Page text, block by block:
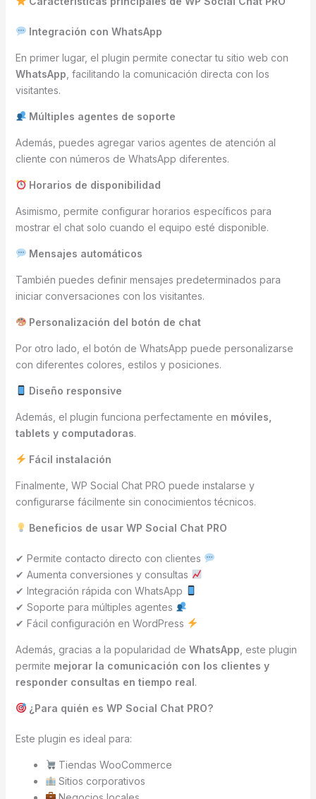
Integración con WhatsApp
En primer lugar, el plugin permite conectar tu sitio web con
WhatsApp , facilitando la comunicación directa con los
visitantes.
Múltiples agentes de soporte
Además, puedes agregar varios agentes de atención al
cliente con números de WhatsApp diferentes.
Horarios de disponibilidad
Asimismo, permite configurar horarios específicos para
mostrar el chat solo cuando el equipo esté disponible.
Mensajes automáticos
También puedes definir mensajes predeterminados para
iniciar conversaciones con los visitantes.
Personalización del botón de chat
Por otro lado, el botón de WhatsApp puede personalizarse
con diferentes colores, estilos y posiciones.
Diseño responsive
Además, el plugin funciona perfectamente en móviles,
tablets y computadoras.
Fácil instalación
Finalmente, WP Social Chat PRO puede instalarse y
configurarse fácilmente sin conocimientos técnicos.
Beneficios de usar WP Social Chat PRO
✔ Permite contacto directo con clientes
✔ Aumenta conversiones y consultas
✔ Integración rápida con WhatsApp
✔ Soporte para múltiples agentes
✔ Fácil configuración en WordPress
Además, gracias a la popularidad de WhatsApp , este plugin
permite mejorar la comunicación con los clientes y
responder consultas en tiempo real.
¿Para quién es WP Social Chat PRO?
Este plugin es ideal para:
Tiendas WooCommerce
Sitios corporativos